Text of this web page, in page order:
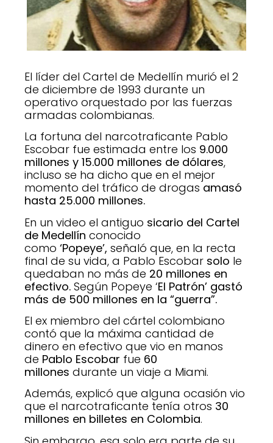
El líder del Cartel de Medellín murió el 2
de diciembre de 1993 durante un
operativo orquestado por las fuerzas
armadas colombianas.
La fortuna del narcotraficante Pablo
Escobar fue estimada entre los 9.000
millones y 15.000 millones de dólares,
incluso se ha dicho que en el mejor
momento del tráfico de drogas amasó
hasta 25.000 millones.
En un video el antiguo sicario del Cartel
de Medellín conocido
como ‘Popeye’, señaló que, en la recta
final de su vida, a Pablo Escobar solo le
quedaban no más de 20 millones en
efectivo. Según Popeye ‘El Patrón’ gastó
más de 500 millones en la “guerra”.
El ex miembro del cártel colombiano
contó que la máxima cantidad de
dinero en efectivo que vio en manos
de Pablo Escobar fue 60
millones durante un viaje a Miami.
Además, explicó que alguna ocasión vio
que el narcotraficante tenía otros 30
millones en billetes en Colombia.